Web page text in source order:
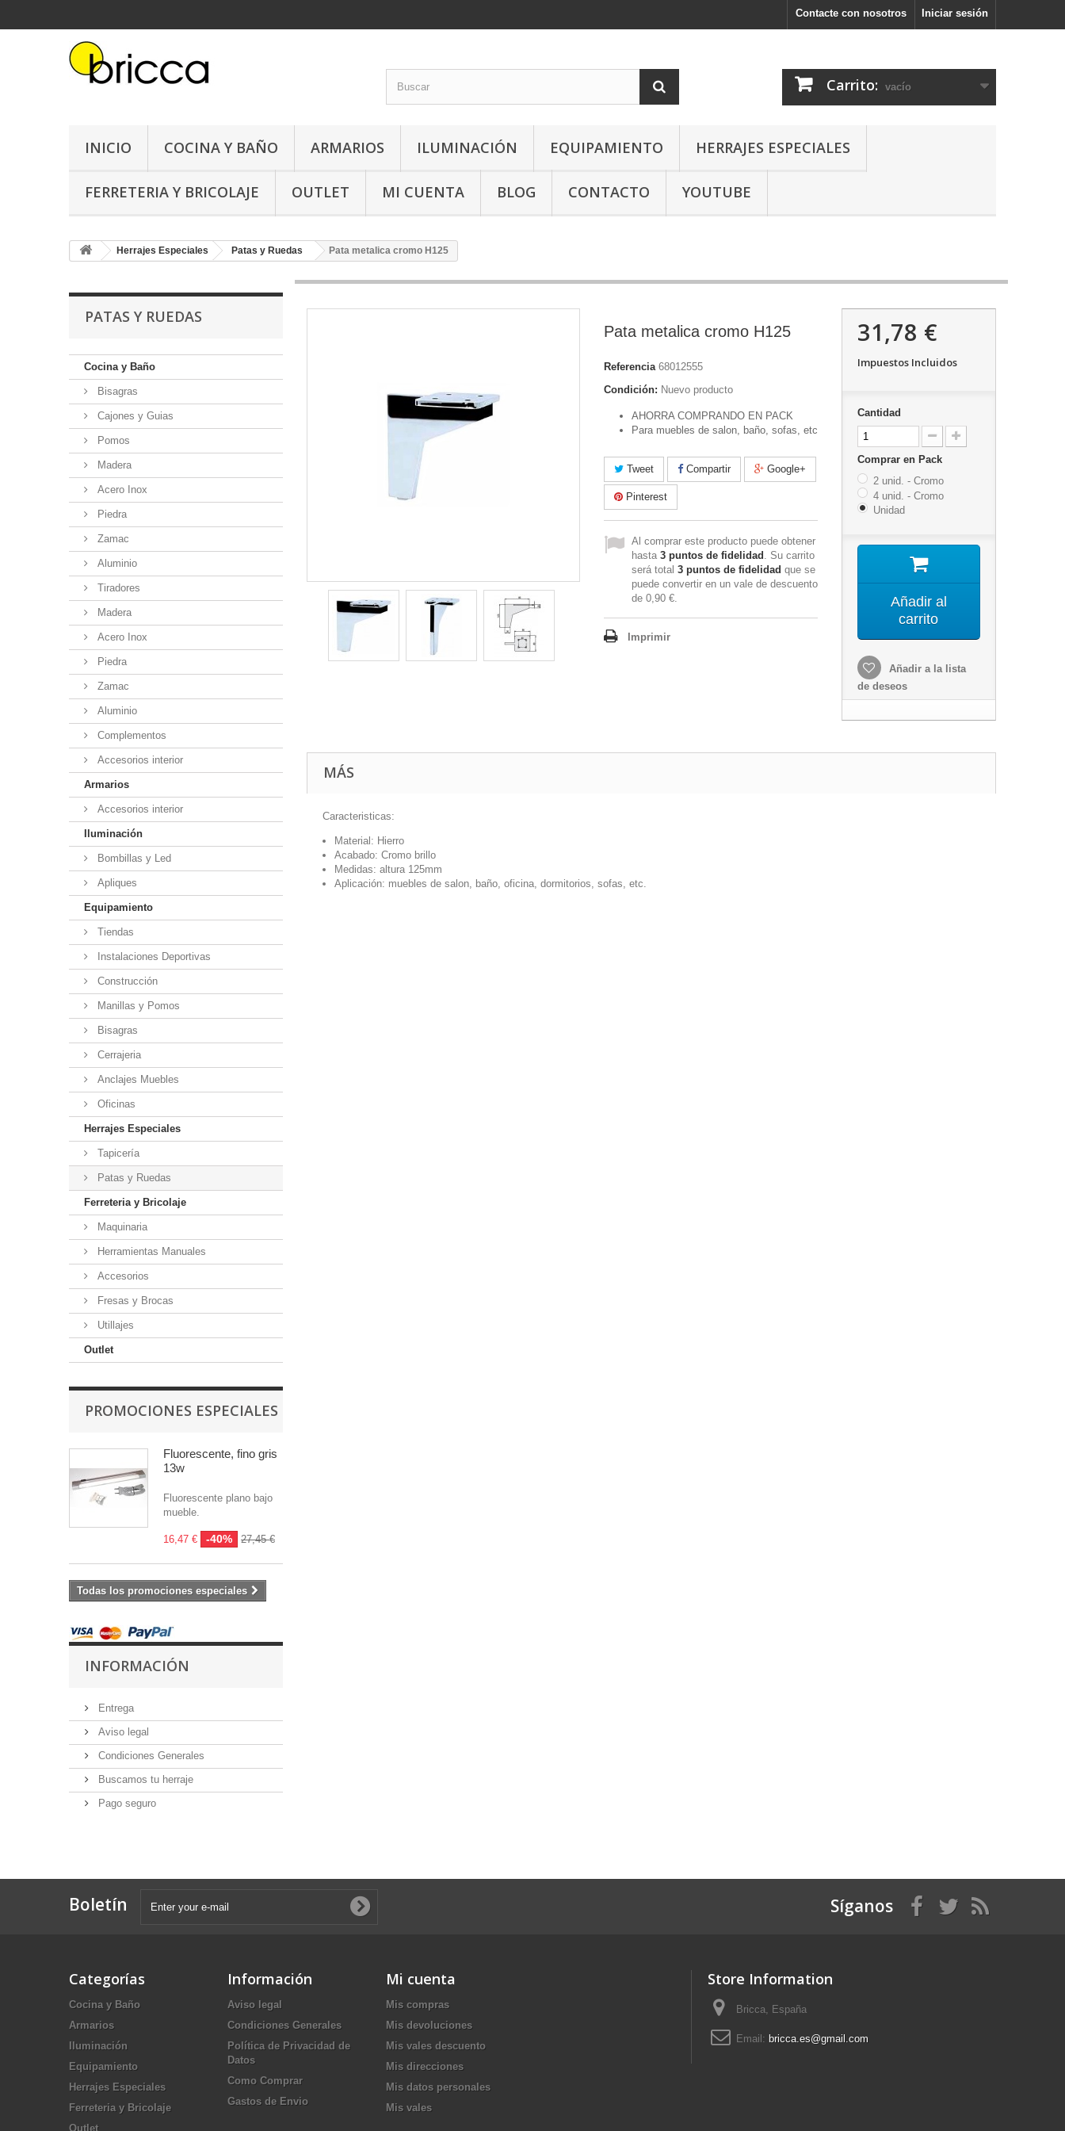
Iniciar sesión
Contacte con nosotros
Carrito: vacío
INICIO COCINA Y BAÑO ARMARIOS ILUMINACIÓN EQUIPAMIENTO HERRAJES ESPECIALES
FERRETERIA Y BRICOLAJE OUTLET MI CUENTA BLOG CONTACTO YOUTUBE
Herrajes Especiales Patas y Ruedas Pata metalica cromo H125
PATAS Y RUEDAS
Cocina y Baño
Bisagras
Cajones y Guias
Pomos
Madera
Acero Inox
Piedra
Zamac
Aluminio
Tiradores
Madera
Acero Inox
Piedra
Zamac
Aluminio
Complementos
Accesorios interior
Armarios
Accesorios interior
Iluminación
Bombillas y Led
Apliques
Equipamiento
Tiendas
Instalaciones Deportivas
Construcción
Manillas y Pomos
Bisagras
Cerrajeria
Anclajes Muebles
Oficinas
Herrajes Especiales
Tapicería
Patas y Ruedas
Ferreteria y Bricolaje
Maquinaria
Herramientas Manuales
Accesorios
Fresas y Brocas
Utillajes
Outlet
PROMOCIONES ESPECIALES
Fluorescente, fino gris
13w
Fluorescente plano bajo
mueble.
16,47 € -40% 27,45 €
Todas los promociones especiales
INFORMACIÓN
Entrega
Aviso legal
Condiciones Generales
Buscamos tu herraje
Pago seguro
Pata metalica cromo H125
Referencia 68012555
Condición: Nuevo producto
AHORRA COMPRANDO EN PACK
Para muebles de salon, baño, sofas, etc
Tweet Compartir Google+
Pinterest
Al comprar este producto puede obtener
hasta 3 puntos de fidelidad . Su carrito
será total 3 puntos de fidelidad que se
puede convertir en un vale de descuento
de 0,90 €.
Imprimir
31,78 €
Impuestos Incluidos
Cantidad
Comprar en Pack
2 unid. - Cromo
4 unid. - Cromo
Unidad
Añadir al
carrito
Añadir a la lista
de deseos
MÁS
Caracteristicas:
Material: Hierro
Acabado: Cromo brillo
Medidas: altura 125mm
Aplicación: muebles de salon, baño, oficina, dormitorios, sofas, etc.
Boletín Síganos
Categorías
Cocina y Baño
Armarios
Iluminación
Equipamiento
Herrajes Especiales
Ferreteria y Bricolaje
Outlet
Información
Aviso legal
Condiciones Generales
Política de Privacidad de
Datos
Como Comprar
Gastos de Envio
Mi cuenta
Mis compras
Mis devoluciones
Mis vales descuento
Mis direcciones
Mis datos personales
Mis vales
Store Information
Bricca, España
Email: bricca.es@gmail.com